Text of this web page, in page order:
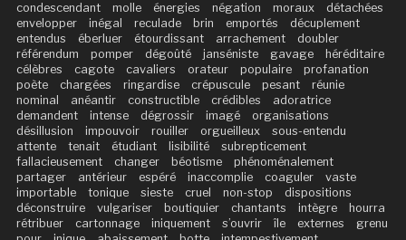
condescendant molle énergies négation moraux
détachées
envelopper
inégal reculade brin emportés
décuplement
entendus
éberluer étourdissant arrachement
doubler
référendum
pomper dégoûté janséniste gavage
héréditaire
célèbres
cagote cavaliers orateur populaire
profanation
poète
chargées ringardise crépuscule pesant
réunie
nominal
anéantir constructible crédibles
adoratrice
demandent
intense dégrossir imagé
organisations
désillusion
impouvoir rouiller orgueilleux
sous-entendu
attente
tenait étudiant lisibilité
subrepticement
fallacieusement
changer béotisme
phénoménalement
partager
antérieur espéré inaccomplie coaguler
vaste
importable
tonique sieste cruel non-stop
dispositions
déconstruire
vulgariser boutiquier chantants intègre
hourra
rétribuer
cartonnage iniquement s’ouvrir île externes
grenu